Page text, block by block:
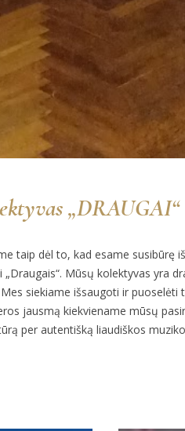
„DRAUGAI“
taip dėl to, kad esame susibūrę
Mūsų kolektyvas yra
siekiame išsaugoti ir puoselėti
jausmą kiekviename mūsų
per autentišką liaudiškos